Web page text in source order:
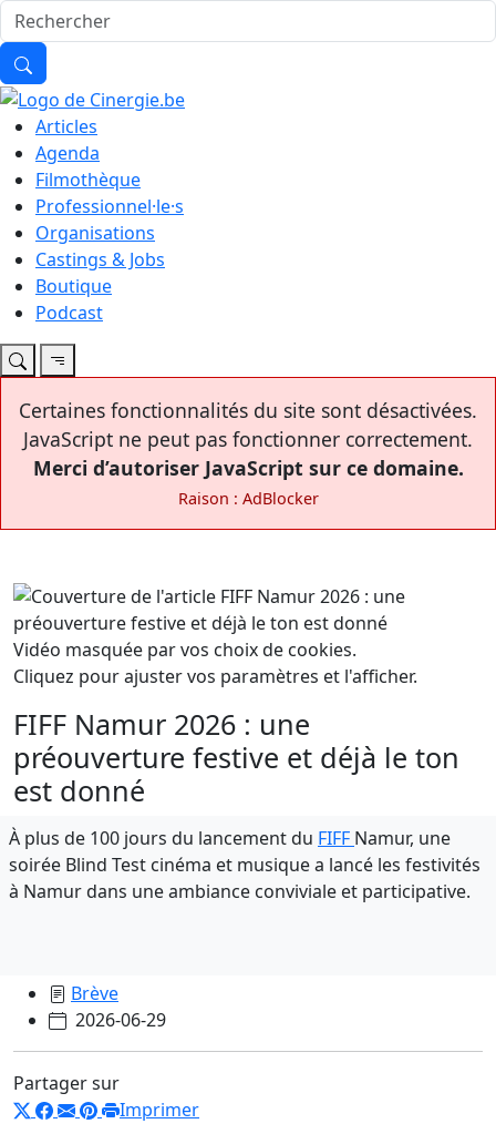
Articles
Agenda
Filmothèque
Professionnel·le·s
Organisations
Castings & Jobs
Boutique
Podcast
Certaines fonctionnalités du site sont désactivées.
JavaScript ne peut pas fonctionner correctement.
Merci d’autoriser JavaScript sur ce domaine.
Raison : AdBlocker
Vidéo masquée par vos choix de cookies.
Cliquez pour ajuster vos paramètres et l'afficher.
FIFF Namur 2026 : une
préouverture festive et déjà le ton
est donné
À plus de 100 jours du lancement du FIFF Namur, une
soirée Blind Test cinéma et musique a lancé les festivités
à Namur dans une ambiance conviviale et participative.
Brève
2026-06-29
Partager sur
Imprimer